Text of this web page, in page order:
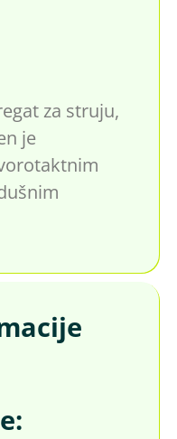
za struju,
je